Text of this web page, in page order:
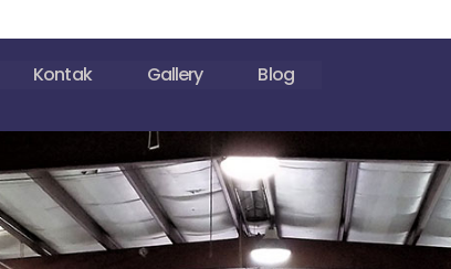
Kontak Gallery Blog